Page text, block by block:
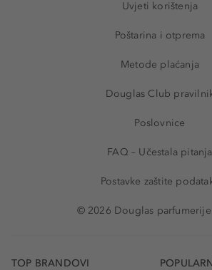
Uvjeti korištenja
Poštarina i otprema
Metode plaćanja
Douglas Club
Poslovnice
FAQ – Učestala pitanja
Postavke zaštite
© 2026 Douglas
TOP BRANDOVI